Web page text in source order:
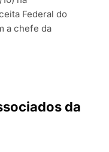
Federal do
a chefe da
da